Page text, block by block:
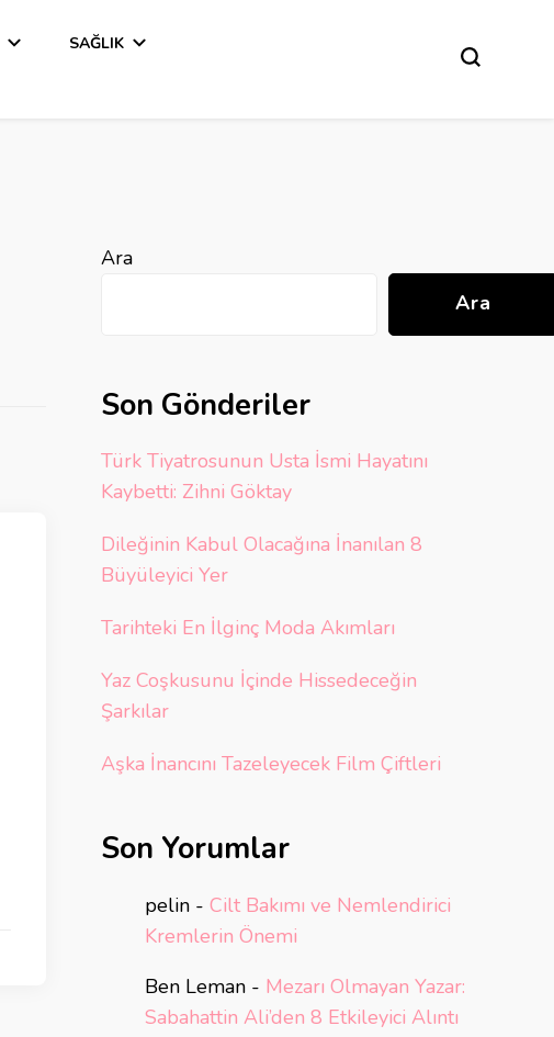
SAĞLIK
Ara
Ara
Son Gönderiler
Türk Tiyatrosunun Usta İsmi Hayatını
Kaybetti: Zihni Göktay
Dileğinin Kabul Olacağına İnanılan 8
Büyüleyici Yer
Tarihteki En İlginç Moda Akımları
Yaz Coşkusunu İçinde Hissedeceğin
Şarkılar
Aşka İnancını Tazeleyecek Film Çiftleri
Son Yorumlar
pelin- Cilt Bakımı ve Nemlendirici
Kremlerin Önemi
Ben Leman- Mezarı Olmayan Yazar:
Sabahattin Ali’den 8 Etkileyici Alıntı